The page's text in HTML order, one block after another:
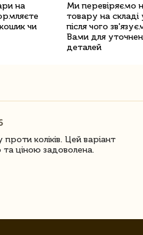
на
чи
Ми перевіряємо
товару на складі
після чого
Вами для
деталей
коліків. Цей варіант
ціною задоволена.